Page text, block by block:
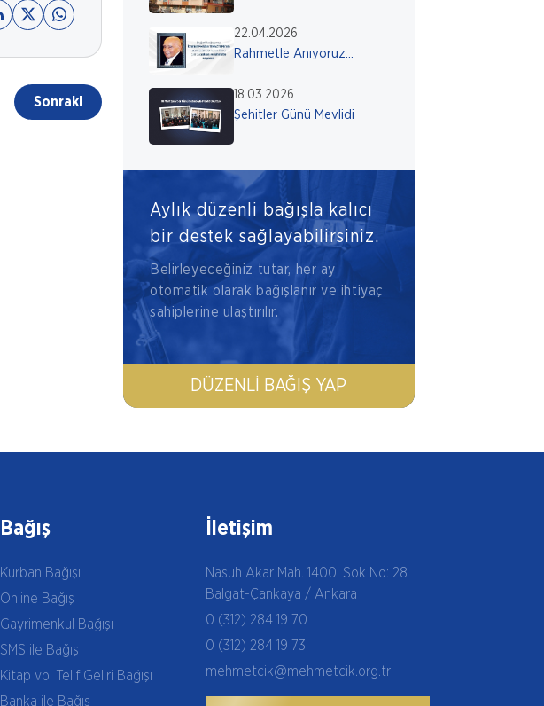
Sonraki
22.04.2026
Rahmetle Anıyoruz...
18.03.2026
Şehitler Günü Mevlidi
Aylık düzenli bağışla kalıcı
bir destek sağlayabilirsiniz.
Belirleyeceğiniz tutar, her ay
otomatik olarak bağışlanır ve ihtiyaç
sahiplerine ulaştırılır.
DÜZENLI BAĞIŞ YAP
Bağış
Kurban Bağışı
Online Bağış
Gayrimenkul Bağışı
SMS ile Bağış
Kitap vb. Telif Geliri Bağışı
Banka ile Bağış
İletişim
Nasuh Akar Mah. 1400. Sok No: 28
Balgat-Çankaya / Ankara
0 (312) 284 19 70
0 (312) 284 19 73
mehmetcik@mehmetcik.org.tr